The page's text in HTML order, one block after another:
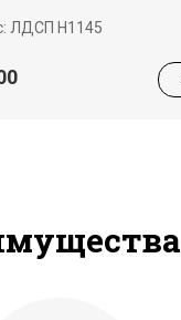
ЛДСП Н1145